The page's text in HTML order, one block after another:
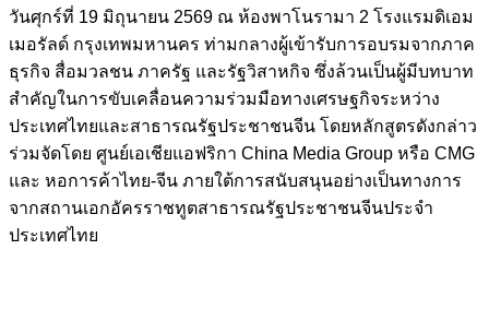
วันศุกร์ที่ 19 มิถุนายน 2569 ณ ห้องพาโนรามา 2 โรงแรมดิเอม
เมอรัลด์ กรุงเทพมหานคร ท่ามกลางผู้เข้ารับการอบรมจากภาค
ธุรกิจ สื่อมวลชน ภาครัฐ และรัฐวิสาหกิจ ซึ่งล้วนเป็นผู้มีบทบาท
สำคัญในการขับเคลื่อนความร่วมมือทางเศรษฐกิจระหว่าง
ประเทศไทยและสาธารณรัฐประชาชนจีน โดยหลักสูตรดังกล่าว
ร่วมจัดโดย ศูนย์เอเชียแอฟริกา China Media Group หรือ CMG
และ หอการค้าไทย-จีน ภายใต้การสนับสนุนอย่างเป็นทางการ
จากสถานเอกอัครราชทูตสาธารณรัฐประชาชนจีนประจำ
ประเทศไทย